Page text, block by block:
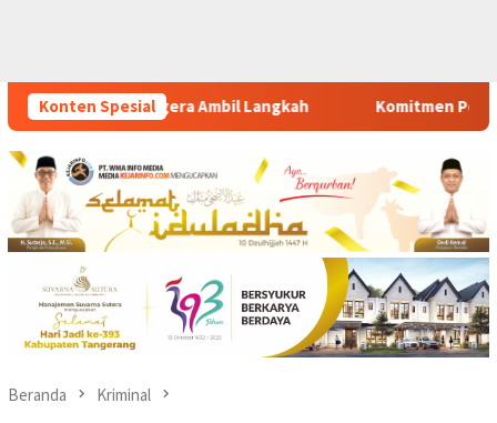
Konten Spesial
Komitmen Polsek Tigaraksa Tindak Tegas
Beranda Kriminal